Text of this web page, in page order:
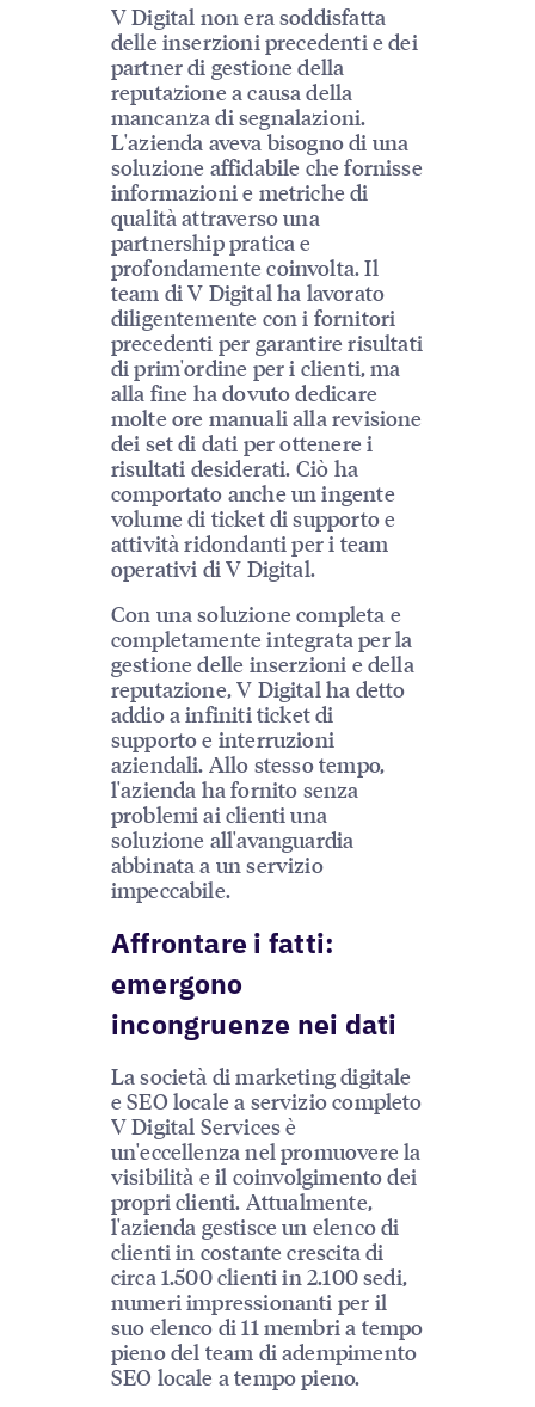
V Digital non era soddisfatta
delle inserzioni precedenti e dei
partner di gestione della
reputazione a causa della
mancanza di segnalazioni.
L'azienda aveva bisogno di una
soluzione affidabile che fornisse
informazioni e metriche di
qualità attraverso una
partnership pratica e
profondamente coinvolta. Il
team di V Digital ha lavorato
diligentemente con i fornitori
precedenti per garantire risultati
di prim'ordine per i clienti, ma
alla fine ha dovuto dedicare
molte ore manuali alla revisione
dei set di dati per ottenere i
risultati desiderati. Ciò ha
comportato anche un ingente
volume di ticket di supporto e
attività ridondanti per i team
operativi di V Digital.
Con una soluzione completa e
completamente integrata per la
gestione delle inserzioni e della
reputazione, V Digital ha detto
addio a infiniti ticket di
supporto e interruzioni
aziendali. Allo stesso tempo,
l'azienda ha fornito senza
problemi ai clienti una
soluzione all'avanguardia
abbinata a un servizio
impeccabile.
Affrontare i fatti:
emergono
incongruenze nei dati
La società di marketing digitale
e SEO locale a servizio completo
V Digital Services è
un'eccellenza nel promuovere la
visibilità e il coinvolgimento dei
propri clienti. Attualmente,
l'azienda gestisce un elenco di
clienti in costante crescita di
circa 1.500 clienti in 2.100 sedi,
numeri impressionanti per il
suo elenco di 11 membri a tempo
pieno del team di adempimento
SEO locale a tempo pieno.